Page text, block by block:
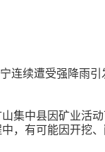
续遭受强降雨
中县因矿业活
，有可能因开挖